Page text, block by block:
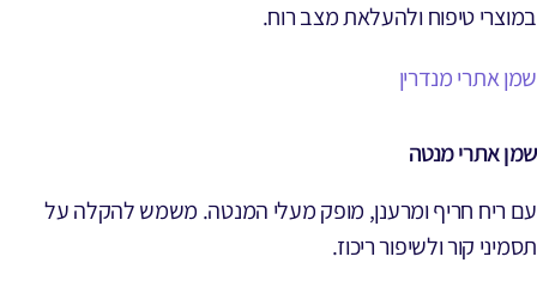
במוצרי טיפוח ולהעלאת מצב רוח.
שמן אתרי מנדרין
שמן אתרי מנטה
עם ריח חריף ומרענן, מופק מעלי המנטה. משמש להקלה על
תסמיני קור ולשיפור ריכוז.